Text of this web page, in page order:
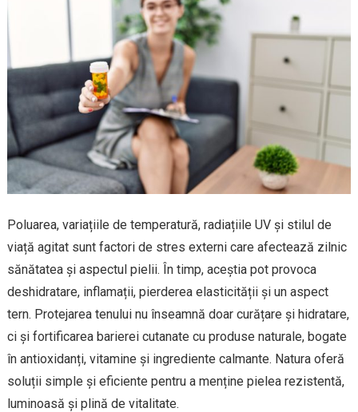
Poluarea, variațiile de temperatură, radiațiile UV și stilul de
viață agitat sunt factori de stres externi care afectează zilnic
sănătatea și aspectul pielii. În timp, aceștia pot provoca
deshidratare, inflamații, pierderea elasticității și un aspect
tern. Protejarea tenului nu înseamnă doar curățare și hidratare,
ci și fortificarea barierei cutanate cu produse naturale, bogate
în antioxidanți, vitamine și ingrediente calmante. Natura oferă
soluții simple și eficiente pentru a menține pielea rezistentă,
luminoasă și plină de vitalitate.